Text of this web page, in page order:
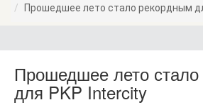
Прошедшее лето стало рекордным
Прошедшее лето
для PKP Intercity